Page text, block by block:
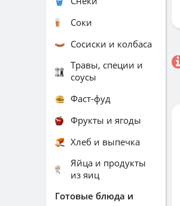
Соки
Сосиски и колбаса
Травы, специи и
соусы
Фаст-фуд
Фрукты и ягоды
Хлеб и выпечка
Яйца и продукты
из яиц
Готовые блюда и